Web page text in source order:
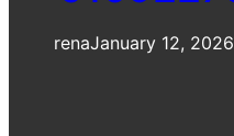
renaJanuary 12, 2026